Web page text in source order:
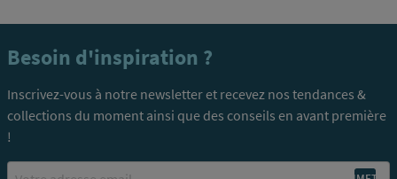
Besoin d'inspiration ?
Inscrivez-vous à notre newsletter et recevez nos tendances &
collections du moment ainsi que des conseils en avant première
!
Email